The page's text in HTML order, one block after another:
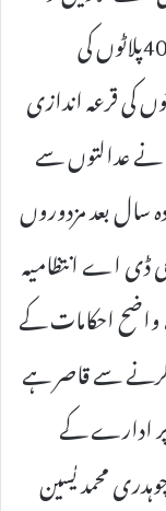
ہزاروں پلاٹ الاٹ کروائے اور مزید 4000پلاٹوں کی
30اپریل 2011کو پلاٹوں کی قرعہ اندازی
نے عدالتوں سے
سال بعد مزدوروں
ڈی اے انتظامیہ
واضح احکامات کے
سے قاصر ہے
ادارے کے
محمد یٰسین